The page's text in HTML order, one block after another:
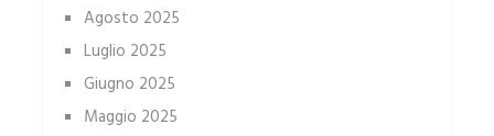
Agosto 2025
Luglio 2025
Giugno 2025
Maggio 2025